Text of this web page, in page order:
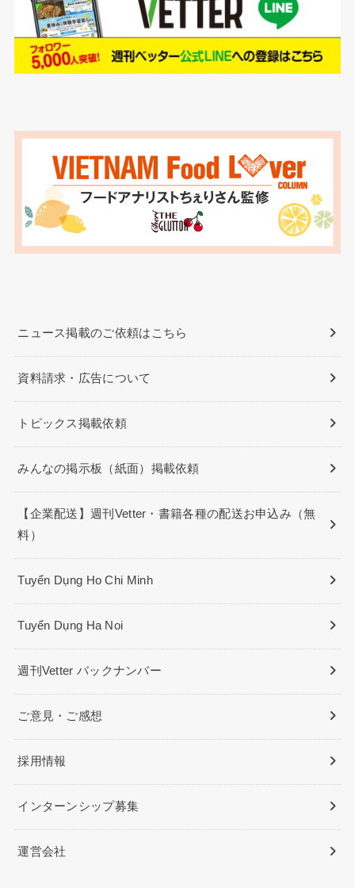
ニュース掲載のご依頼はこちら
資料請求・広告について
トピックス掲載依頼
みんなの掲示板（紙面）掲載依頼
【企業配送】週刊Vetter・書籍各種の配送お申込み（無
料）
Tuyển Dụng Ho Chi Minh
Tuyển Dụng Ha Noi
週刊Vetter バックナンバー
ご意見・ご感想
採用情報
インターンシップ募集
運営会社